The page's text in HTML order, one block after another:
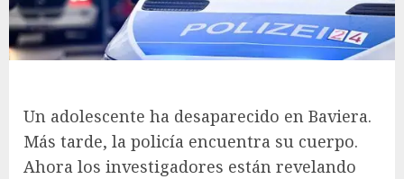
Un adolescente ha desaparecido en Baviera.
Más tarde, la policía encuentra su cuerpo.
Ahora los investigadores están revelando